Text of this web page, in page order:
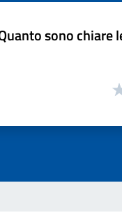
sono chiare